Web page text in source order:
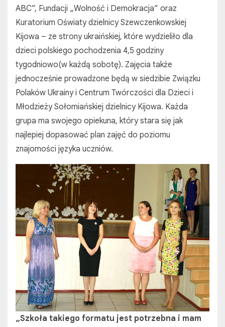
ABC”, Fundacji „Wolność i Demokracja” oraz
Kuratorium Oświaty dzielnicy Szewczenkowskiej
Kijowa – ze strony ukraińskiej, które wydzieliło dla
dzieci polskiego pochodzenia 4,5 godziny
tygodniowo(w każdą sobotę). Zajęcia także
jednocześnie prowadzone będą w siedzibie Związku
Polaków Ukrainy i Centrum Twórczości dla Dzieci i
Młodzieży Sołomiańskiej dzielnicy Kijowa. Każda
grupa ma swojego opiekuna, który stara się jak
najlepiej dopasować plan zajęć do poziomu
znajomości języka uczniów.
„Szkoła takiego formatu jest potrzebna i mam